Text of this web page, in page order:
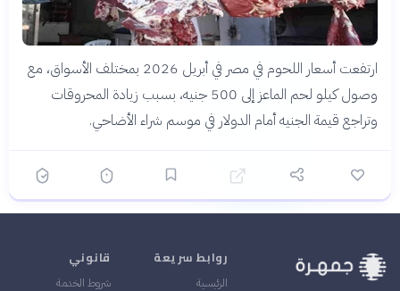
ارتفعت أسعار اللحوم في مصر في أبريل 2026 بمختلف الأسواق، مع
وصول كيلو لحم الماعز إلى 500 جنيه، بسبب زيادة المحروقات
وتراجع قيمة الجنيه أمام الدولار في موسم شراء الأضاحي.
روابط سريعة
الرئيسية
قانوني
شروط الخدمة